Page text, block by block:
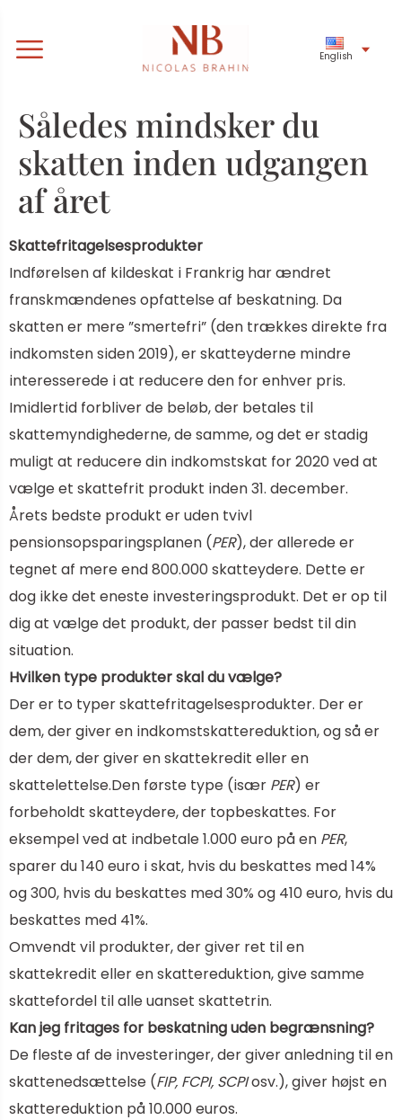
English
Således mindsker du
skatten inden udgangen
af året
Skattefritagelsesprodukter
Indførelsen af ​​kildeskat i Frankrig har ændret
franskmændenes opfattelse af beskatning. Da
skatten er mere ”smertefri” (den trækkes direkte fra
indkomsten siden 2019), er skatteyderne mindre
interesserede i at reducere den for enhver pris.
Imidlertid forbliver de beløb, der betales til
skattemyndighederne, de samme, og det er stadig
muligt at reducere din indkomstskat for 2020 ved at
vælge et skattefrit produkt inden 31. december.
Årets bedste produkt er uden tvivl
pensionsopsparingsplanen (PER), der allerede er
tegnet af mere end 800.000 skatteydere. Dette er
dog ikke det eneste investeringsprodukt. Det er op til
dig at vælge det produkt, der passer bedst til din
situation.
Hvilken type produkter skal du vælge?
Der er to typer skattefritagelsesprodukter. Der er
dem, der giver en indkomstskattereduktion, og så er
der dem, der giver en skattekredit eller en
skattelettelse.Den første type (især PER) er
forbeholdt skatteydere, der topbeskattes. For
eksempel ved at indbetale 1.000 euro på en PER,
sparer du 140 euro i skat, hvis du beskattes med 14%
og 300, hvis du beskattes med 30% og 410 euro, hvis du
beskattes med 41%.
Omvendt vil produkter, der giver ret til en
skattekredit eller en skattereduktion, give samme
skattefordel til alle uanset skattetrin.
Kan jeg fritages for beskatning uden begrænsning?
De fleste af de investeringer, der giver anledning til en
skattenedsættelse (FIP, FCPI, SCPIosv.), giver højst en
skattereduktion på 10.000 euros.